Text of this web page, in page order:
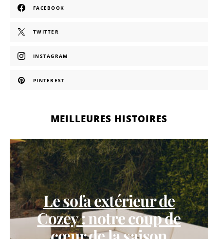
FACEBOOK
TWITTER
INSTAGRAM
PINTEREST
MEILLEURES HISTOIRES
Le sofa extérieur de
Cozey : notre coup de